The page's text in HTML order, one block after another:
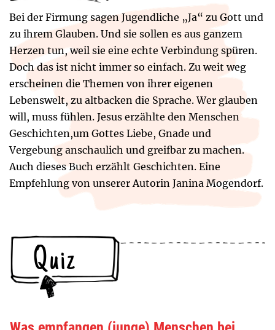
Bei der Firmung sagen Jugendliche „Ja“ zu Gott und
zu ihrem Glauben. Und sie sollen es aus ganzem
Herzen tun, weil sie eine echte Verbindung spüren.
Doch das ist nicht immer so einfach. Zu weit weg
erscheinen die Themen von ihrer eigenen
Lebenswelt, zu altbacken die Sprache. Wer glauben
will, muss fühlen. Jesus erzählte den Menschen
Geschichten,um Gottes Liebe, Gnade und
Vergebung anschaulich und greifbar zu machen.
Auch dieses Buch erzählt Geschichten. Eine
Empfehlung von unserer Autorin Janina Mogendorf.
Quiz